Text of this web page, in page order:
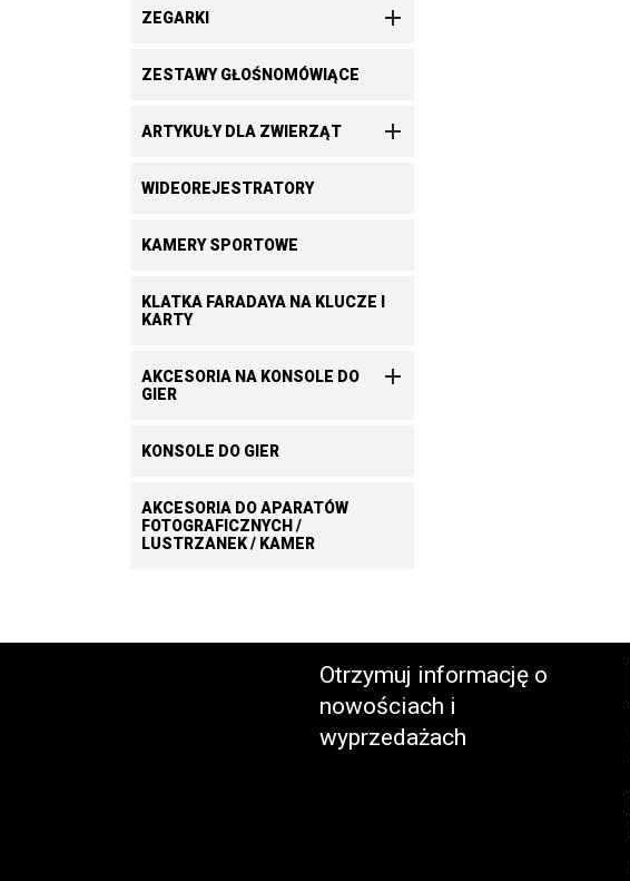
ZEGARKI 
ZESTAWY GŁOŚNOMÓWIĄCE
ARTYKUŁY DLA ZWIERZĄT 
WIDEOREJESTRATORY
KAMERY SPORTOWE
KLATKA FARADAYA NA KLUCZE I
KARTY
AKCESORIA NA KONSOLE DO
GIER

KONSOLE DO GIER
AKCESORIA DO APARATÓW
FOTOGRAFICZNYCH /
LUSTRZANEK / KAMER
Otrzymuj informację o
nowościach i
wyprzedażach